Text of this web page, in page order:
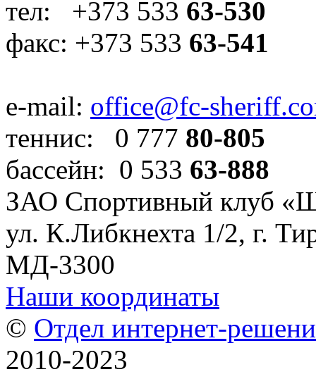
тел: +373 533 63-530
факс: +373 533 63-541
e-mail: office@fc-
теннис: 0 777 80-805
бассейн: 0 533 63-888
ЗАО Спортивный клуб
ул. К.Либкнехта 1/2, г.
МД-3300
Наши координаты
© Отдел интернет-
2010-2023